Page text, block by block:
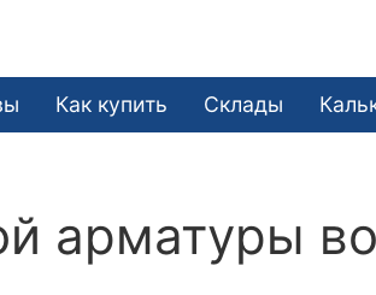
Как купить Склады
арматуры